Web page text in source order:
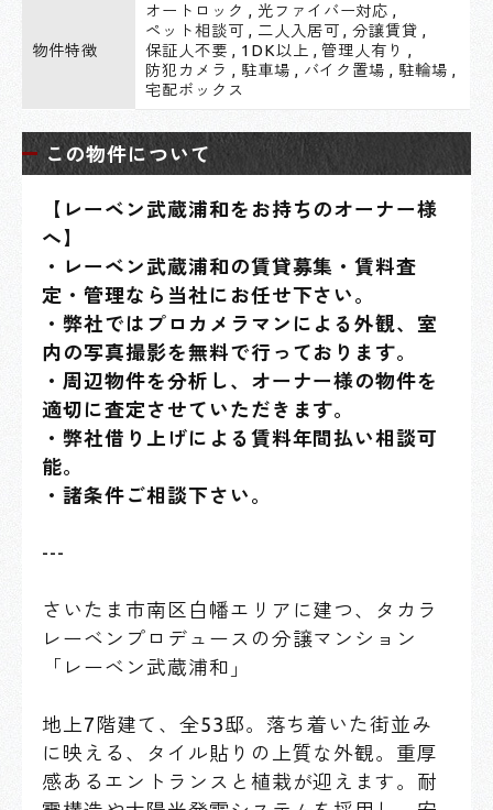
物件特徴
オートロック , 光ファイバー対応 ,
ペット相談可 , 二人入居可 ,分譲賃貸 ,
保証人不要 , 1DK以上 ,管理人有り ,
防犯カメラ , 駐車場 , バイク置場 , 駐輪場 ,
宅配ボックス
この物件について
【レーベン武蔵浦和をお持ちのオーナー様
へ】
・レーベン武蔵浦和の賃貸募集・賃料査
定・管理なら当社にお任せ下さい。
・弊社ではプロカメラマンによる外観、室
内の写真撮影を無料で行っております。
・周辺物件を分析し、オーナー様の物件を
適切に査定させていただきます。
・弊社借り上げによる賃料年間払い相談可
能。
・諸条件ご相談下さい。
---
さいたま市南区白幡エリアに建つ、タカラ
レーベンプロデュースの分譲マンション
「レーベン武蔵浦和」
地上7階建て、全53邸。落ち着いた街並み
に映える、タイル貼りの上質な外観。重厚
感あるエントランスと植栽が迎えます。耐